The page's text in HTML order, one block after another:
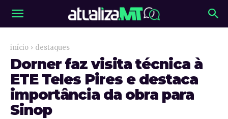
início destaques
Dorner faz visita técnica à
ETE Teles Pires e destaca
importância da obra para
Sinop